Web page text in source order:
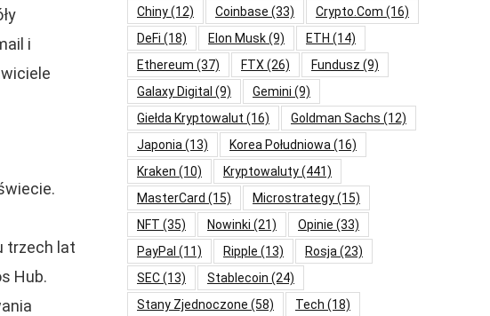
i
trzech lat
Hub.
Chiny(12) Coinbase (33) Crypto.com (16)
DeFi (18) Elon Musk(9) ETH (14)
Ethereum (37) FTX (26) Fundusz (9)
Galaxy Digital (9) Gemini (9)
Giełda Kryptowalut (16) Goldman Sachs (12)
Japonia (13) Korea Południowa (16)
Kraken (10) Kryptowaluty(441)
MasterCard (15) Microstrategy(15)
NFT (35) Nowinki (21) Opinie (33)
PayPal (11) Ripple (13) Rosja (23)
SEC(13) Stablecoin (24)
Stany Zjednoczone (58) Tech (18)